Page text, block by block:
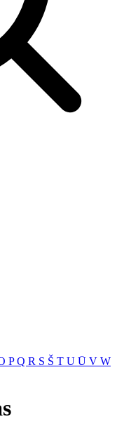
PQ R S Š T U Ū V W